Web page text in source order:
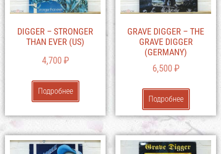
DIGGER – STRONGER
THAN EVER (US)
4,700₽
Подробнее
GRAVE DIGGER – THE
GRAVE DIGGER
(GERMANY)
6,500₽
Подробнее